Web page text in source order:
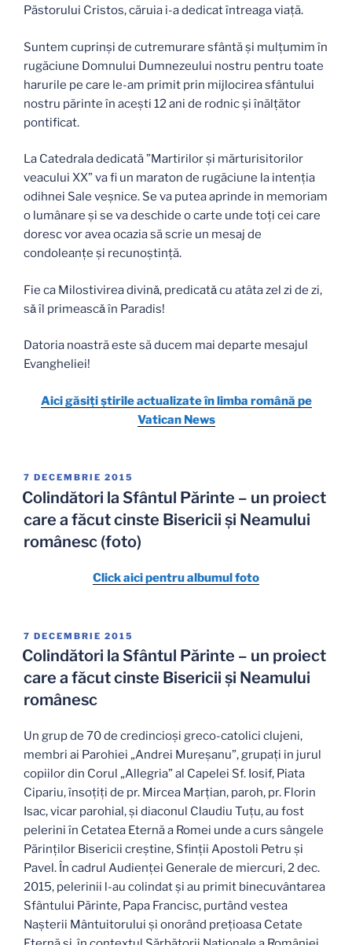
Păstorului Cristos, căruia i-a dedicat întreaga viață.
Suntem cuprinși de cutremurare sfântă și mulțumim în
rugăciune Domnului Dumnezeului nostru pentru toate
harurile pe care le-am primit prin mijlocirea sfântului
nostru părinte în acești 12 ani de rodnic și înălțător
pontificat.
La Catedrala dedicată ”Martirilor și mărturisitorilor
veacului XX” va fi un maraton de rugăciune la intenția
odihnei Sale veșnice. Se va putea aprinde in memoriam
o lumânare și se va deschide o carte unde toți cei care
doresc vor avea ocazia să scrie un mesaj de
condoleanțe și recunoștință.
Fie ca Milostivirea divinǎ, predicatǎ cu atâta zel zi de zi,
sǎ îl primeascǎ în Paradis!
Datoria noastră este să ducem mai departe mesajul
Evangheliei!
Aici găsiți știrile actualizate în limba română pe
Vatican News
PUBLICAT
PE
7 DECEMBRIE 2015
Colindători la Sfântul Părinte – un proiect
care a făcut cinste Bisericii și Neamului
românesc (foto)
Click aici pentru albumul foto
PUBLICAT
PE
7 DECEMBRIE 2015
Colindători la Sfântul Părinte – un proiect
care a făcut cinste Bisericii și Neamului
românesc
Un grup de 70 de credincioși greco-catolici clujeni,
membri ai Parohiei „Andrei Mureșanu”, grupați in jurul
copiilor din Corul „Allegria” al Capelei Sf. Iosif, Piata
Cipariu, însoțiți de pr. Mircea Marțian, paroh, pr. Florin
Isac, vicar parohial, și diaconul Claudiu Tuțu, au fost
pelerini în Cetatea Eternă a Romei unde a curs sângele
Părinților Bisericii creștine, Sfinții Apostoli Petru și
Pavel. În cadrul Audienței Generale de miercuri, 2 dec.
2015, pelerinii l-au colindat și au primit binecuvântarea
Sfântului Părinte, Papa Francisc, purtând vestea
Nașterii Mântuitorului și onorând prețioasa Cetate